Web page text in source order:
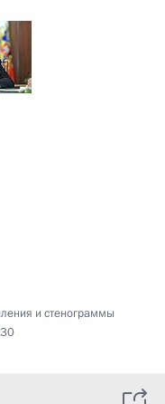
и стенограммы